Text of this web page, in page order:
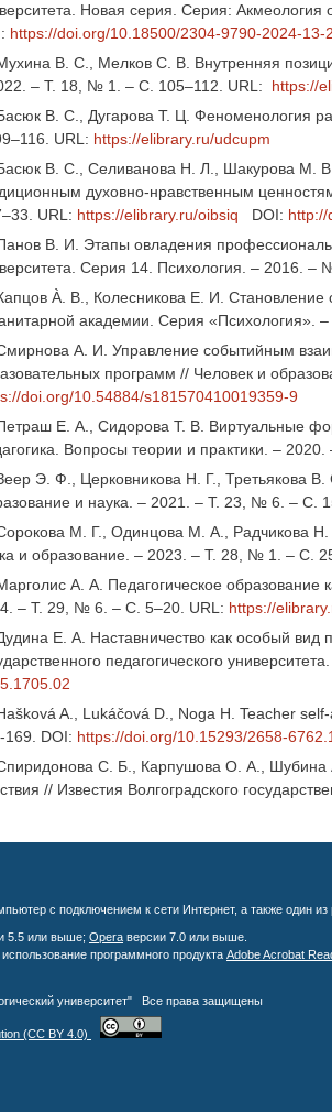
Новая серия. Серия:
https://doi.org/10.18500/2304-9790-2024-13-
В. С., Мелков С. В. Внутренняя
– Т. 18, № 1. – С. 105–112. URL: https://
В. С., Дугарова Т. Ц. Феноменология
URL: https://elibrary.ru/udcupm
В. С., Селиванова Н. Л., Шакурова М.
духовно-нравственным
URL: https://elibrary.ru/oibsiq DOI: http://
В. И. Этапы овладения
Серия 14. Психология. – 2016. –
À. В., Колесникова Е. И. Становление
академии. Серия «Психология».
А. И. Управление событийным
программ // Человек и
doi.org/10.54884/s181570410019359-9
Е. А., Сидорова Т. В. Виртуальные
Вопросы теории и практики. –
Э. Ф., Церковникова Н. Г., Третьякова
и наука. – 2021. – Т. 23, № 6. – С.
М. Г., Одинцова М. А., Радчикова Н.
и образование. – 2023. – Т. 28, № 1. – С.
А. А. Педагогическое образование
– Т. 29, № 6. – С. 5–20. URL: https://
Е. А. Наставничество как особый вид
педагогического
A., Lukáčová D., Noga H. Teacher
169. DOI: https://doi.org/10.15293/2658-
С. Б., Карпушова О. А., Шубина
// Известия Волгоградского
с подключением к сети Интернет, а также один
5.5 или выше; Opera версии 7.0 или выше.
программного продукта Adobe Acrobat
университет" Все права защищены
(CC BY 4.0)